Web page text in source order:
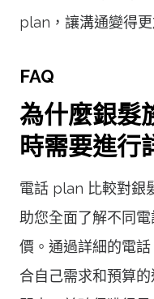
plan，讓溝通變得更
FAQ
為什麼銀髮
時需要進行
電話 plan 比較對銀
助您全面了解不同
價。通過詳細的電
合自己需求和預算